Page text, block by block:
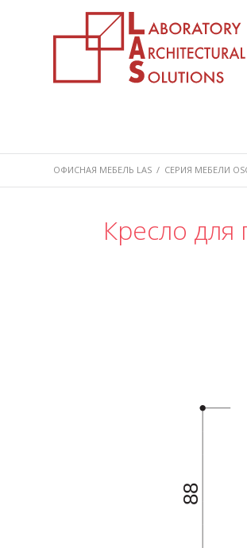
ОФИСНАЯ МЕБЕЛЬ LAS / СЕРИЯ МЕБЕЛИ
Кресло для